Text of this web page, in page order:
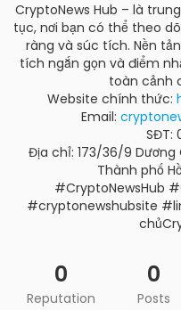
CryptoNews Hub – là
tục, nơi bạn có thể theo
ràng và súc tích. Nền
tích ngắn gọn và điểm
toàn cảnh
Website chính thức:
Email:
SĐT:
Địa chỉ: 173/36/9 Dương
Thành phố
#CryptoNewsHub
#cryptonewshubsite
0
Reputation
0
Posts